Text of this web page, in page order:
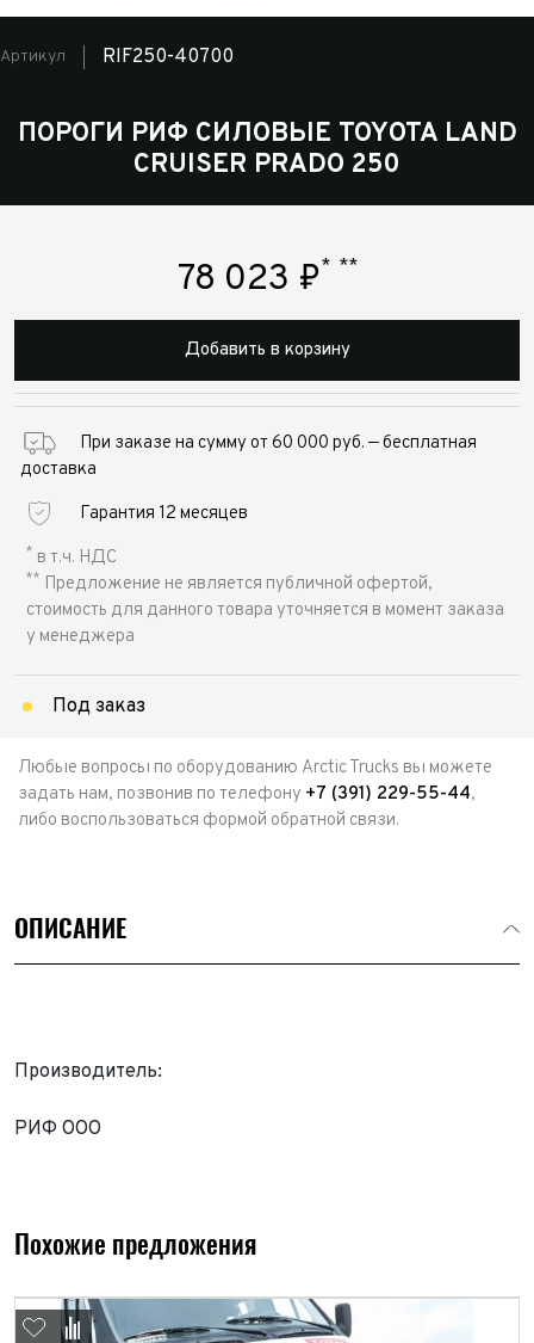
Артикул RIF250-40700
ПОРОГИ РИФ СИЛОВЫЕ TOYOTA LAND
CRUISER PRADO 250
78 023 ₽* **
Добавить в корзину
При заказе на сумму от 60 000 руб. — бесплатная
доставка
Гарантия 12 месяцев
* в т.ч. НДС
** Предложение не является публичной офертой,
стоимость для данного товара уточняется в момент заказа
у менеджера
Под заказ
Любые вопросы по оборудованию Arctic Trucks вы можете
задать нам, позвонив по телефону +7 (391) 229-55-44,
либо воспользоваться формой обратной связи.
ОПИСАНИЕ
Производитель:
РИФ ООО
Похожие предложения
Имя*
Телефон*